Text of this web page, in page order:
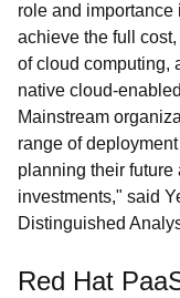
role and
achieve the full
of cloud computing,
native cloud-
Mainstream
range of
planning their
investments," said
Distinguished
Red Hat